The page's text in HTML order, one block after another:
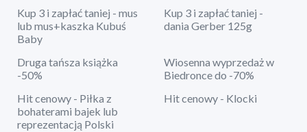
Kup 3 i zapłać taniej - mus
lub mus+kaszka Kubuś
Baby
Kup 3 i zapłać taniej -
dania Gerber 125g
Druga tańsza książka
-50%
Wiosenna wyprzedaż w
Biedronce do -70%
Hit cenowy - Piłka z
bohaterami bajek lub
reprezentacją Polski
Hit cenowy - Klocki